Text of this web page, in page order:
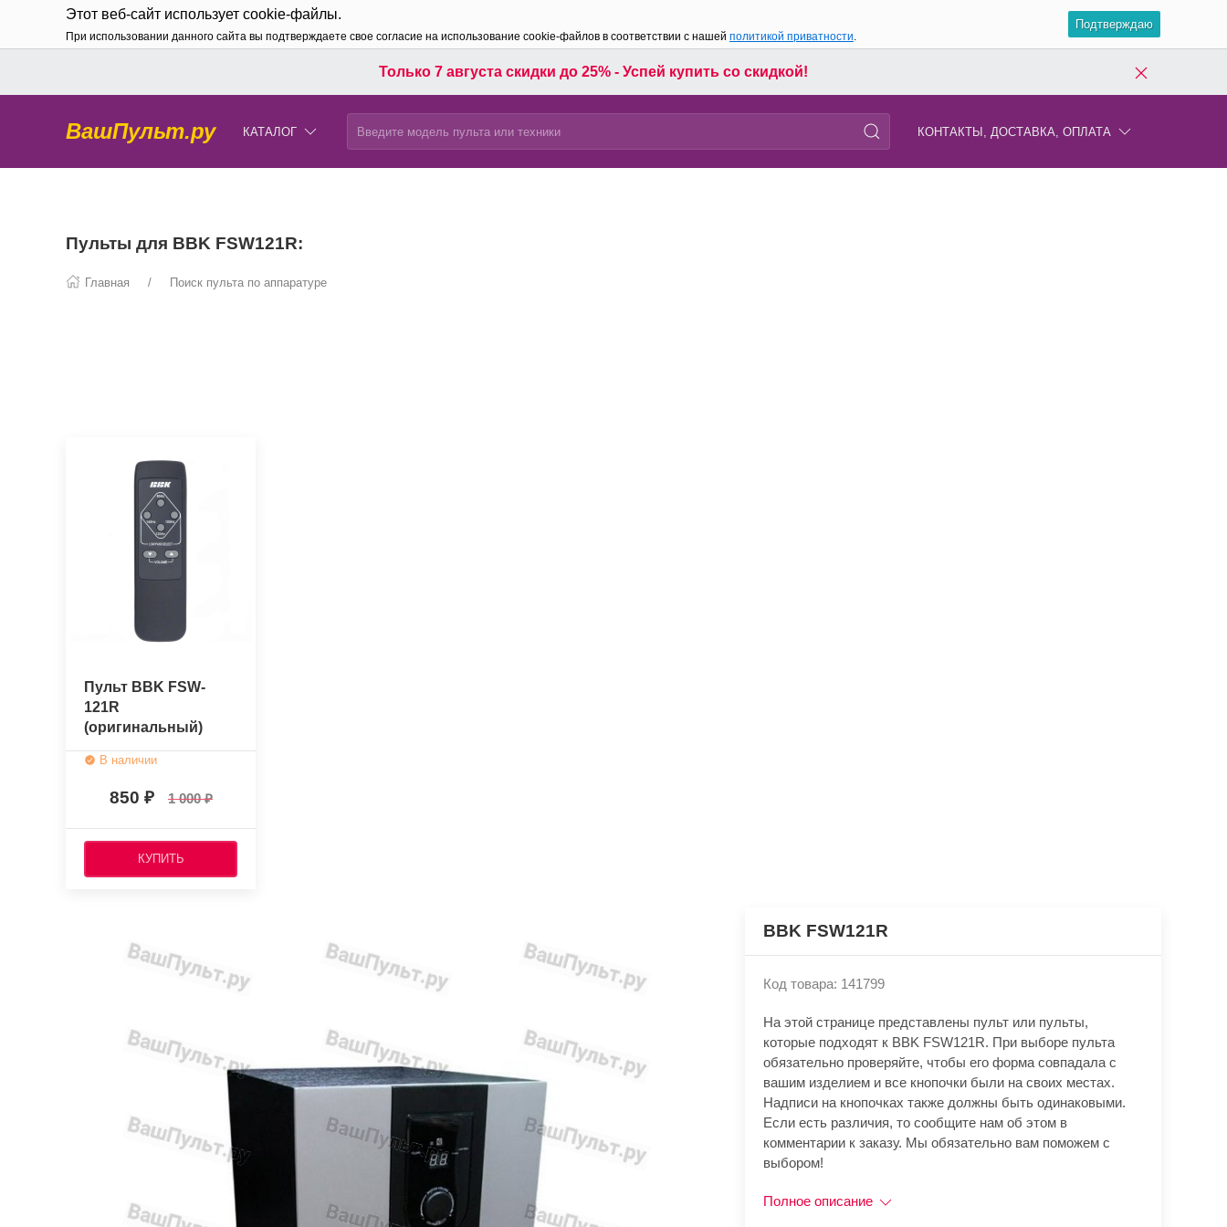
Этот веб-сайт использует cookie-файлы.
При использовании данного сайта вы подтверждаете свое согласие на использование cookie-файлов в соответствии с нашей политикой приватности.
Подтверждаю
Только 7 августа скидки до 25% - Успей купить со скидкой!
ВашПульт.ру КАТАЛОГ КОНТАКТЫ, ДОСТАВКА, ОПЛАТА
Пульты для BBK FSW121R:
Главная Поиск пульта по аппаратуре
Пульт BBK FSW-
121R
(оригинальный)
В наличии
850 1 000
КУПИТЬ
BBK FSW121R
Код товара: 141799
На этой странице представлены пульт или пульты,
которые подходят к BBK FSW121R. При выборе пульта
обязательно проверяйте, чтобы его форма совпадала с
вашим изделием и все кнопочки были на своих местах.
Надписи на кнопочках также должны быть одинаковыми.
Если есть различия, то сообщите нам об этом в
комментарии к заказу. Мы обязательно вам поможем с
выбором!
Полное описание